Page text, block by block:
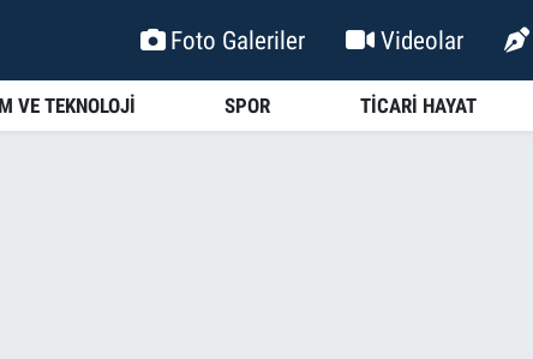
Foto Galeriler Videolar
VE TEKNOLOJİ SPOR TİCARİ HAYAT